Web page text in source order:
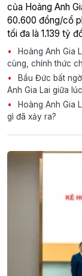
của Hoàng Anh
60.600 đồng/cổ
tối đa là 1.139 tỷ
Hoàng Anh Gia
cùng, chính thức
Bầu Đức bất
Anh Gia Lai giữa
Hoàng Anh Gia
gì đã xảy ra?